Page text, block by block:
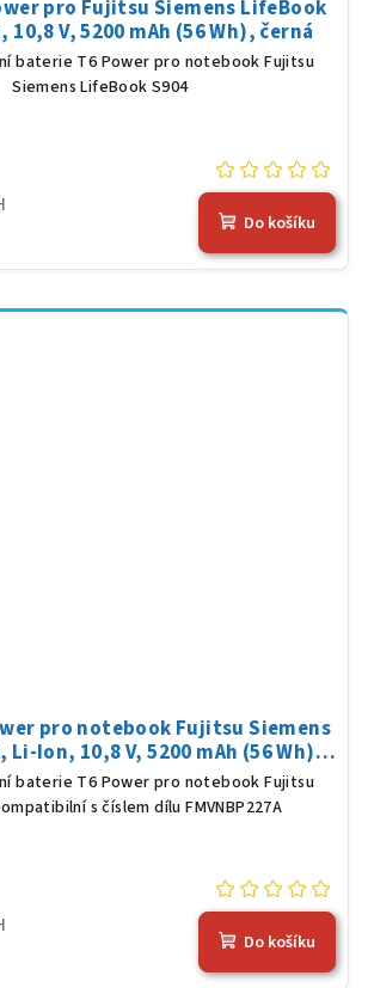
pro Fujitsu Siemens LifeBook
10,8 V, 5200 mAh (56 Wh), černá
baterie T6 Power pro notebook Fujitsu
Siemens LifeBook S904
Do košíku
pro notebook Fujitsu Siemens
Li-Ion, 10,8 V, 5200 mAh (56 Wh),
černá
baterie T6 Power pro notebook Fujitsu
s číslem dílu FMVNBP227A
Do košíku